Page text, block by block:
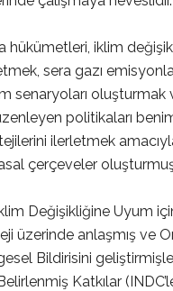
hükümetleri, iklim
sera gazı
senaryoları oluşturmak
politikaları
ilerletmek
çerçeveler
Değişikliğine Uyum
üzerinde anlaşmış ve
Bildirisini
Katkılar